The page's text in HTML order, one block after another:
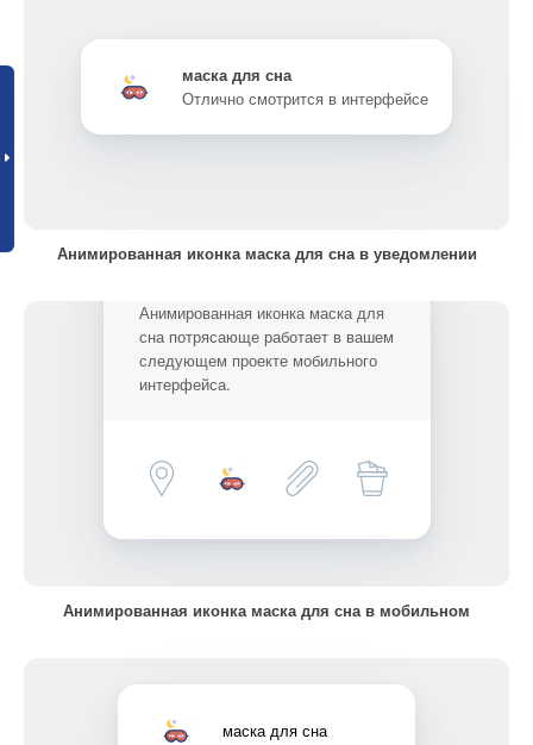
маска для сна
Отлично смотрится в интерфейсе
Анимированная иконка маска для сна в уведомлении
Анимированная иконка маска для
сна потрясающе работает в вашем
следующем проекте мобильного
интерфейса.
Анимированная иконка маска для сна в мобильном
маска для сна